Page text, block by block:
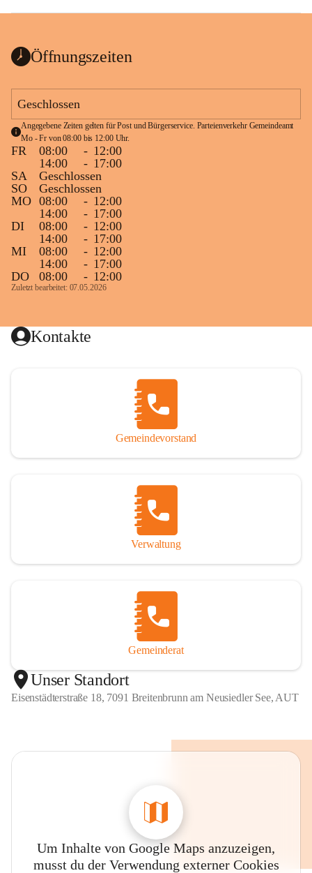
Öffnungszeiten
Geschlossen
Angegebene Zeiten gelten für Post und Bürgerservice. Parteienverkehr Gemeindeamt
Mo - Fr von 08:00 bis 12:00 Uhr.
FR 08:00 - 12:00
14:00
- 17:00
SA
Geschlossen
SO
Geschlossen
MO 08:00 - 12:00
14:00
- 17:00
DI
08:00 - 12:00
14:00
- 17:00
MI
08:00 - 12:00
14:00
- 17:00
DO
08:00 - 12:00
Zuletzt bearbeitet: 07.05.2026
Kontakte
Gemeindevorstand
Verwaltung
Gemeinderat
Unser Standort
Eisenstädterstraße 18, 7091 Breitenbrunn am Neusiedler See, AUT
Um Inhalte von Google Maps anzuzeigen,
musst du der Verwendung externer Cookies